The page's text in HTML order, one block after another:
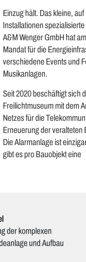
Einzug hält. Das kleine,
Installationen
A&M Wenger GmbH hat
Mandat für die
verschiedene Events und
Musikanlagen.
Seit 2020 beschäftigt sich
Freilichtmuseum mit dem
Netzes für die
Erneuerung der veralteten
Die Alarmanlage ist
gibt es pro Bauobjekt eine
der komplexen
und Aufbau